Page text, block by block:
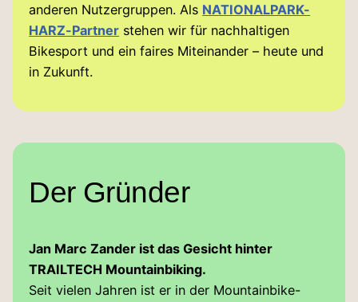
anderen Nutzergruppen. Als NATIONALPARK-
HARZ-Partner stehen wir für nachhaltigen
Bikesport und ein faires Miteinander – heute und
in Zukunft.
Der Gründer
Jan Marc Zander ist das Gesicht hinter
TRAILTECH Mountainbiking.
Seit vielen Jahren ist er in der Mountainbike-